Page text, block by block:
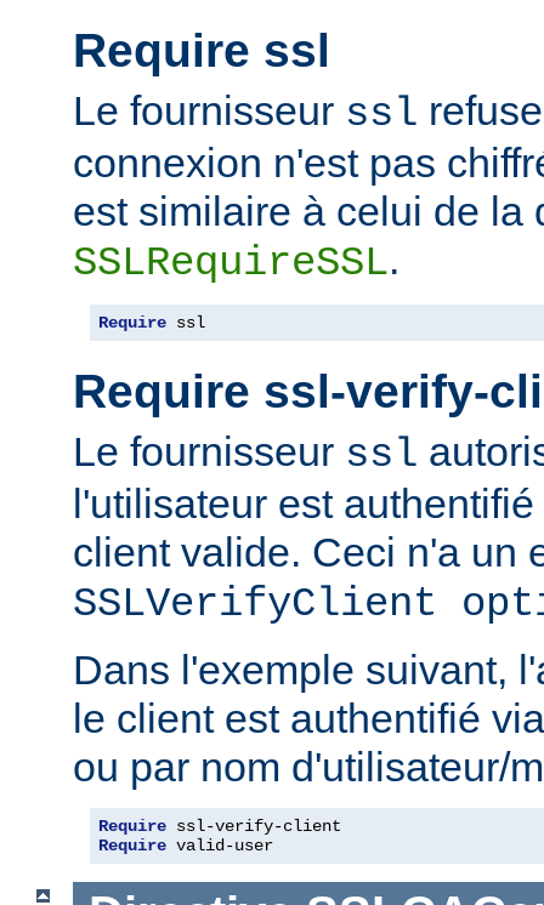
Require ssl
Le fournisseur ssl
connexion n'est pas
est similaire à celui de la
SSLRequireSSL.
Require ssl
Require ssl-verify-
Le fournisseur ssl
l'utilisateur est
client valide. Ceci n'a un
SSLVerifyClient
Dans l'exemple suivant,
le client est authentifié
ou par nom d'utilisateur/
Require
Require valid-user